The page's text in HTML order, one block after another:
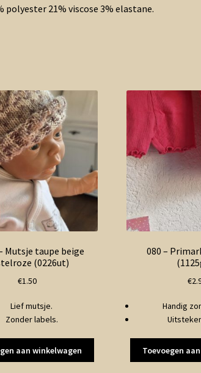
polyester 21% viscose 3% elastane.
Mutsje taupe beige
(0226ut)
€1.50
Lief mutsje.
Zonder labels.
aan winkelwagen
080 –
€
Handig
Toevoegen